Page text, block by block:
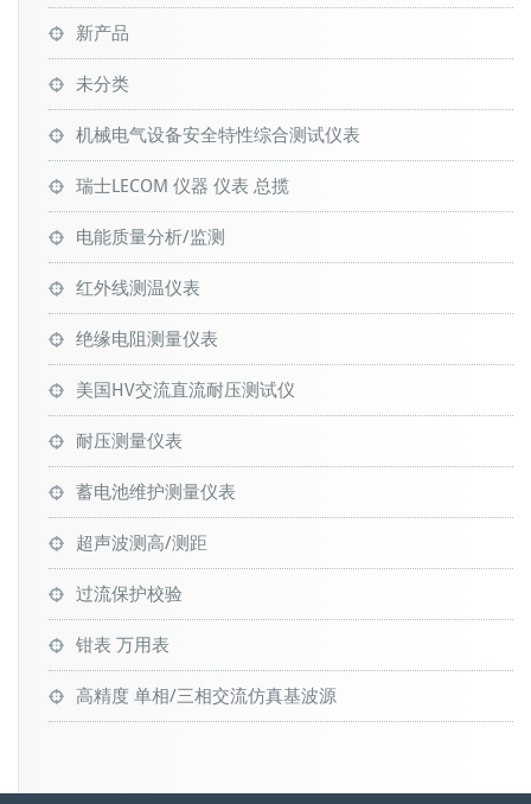
新产品
未分类
机械电气设备安全特性综合测试仪表
瑞士LECOM 仪器 仪表 总揽
电能质量分析/监测
红外线测温仪表
绝缘电阻测量仪表
美国HV交流直流耐压测试仪
耐压测量仪表
蓄电池维护测量仪表
超声波测高/测距
过流保护校验
钳表 万用表
高精度 单相/三相交流仿真基波源